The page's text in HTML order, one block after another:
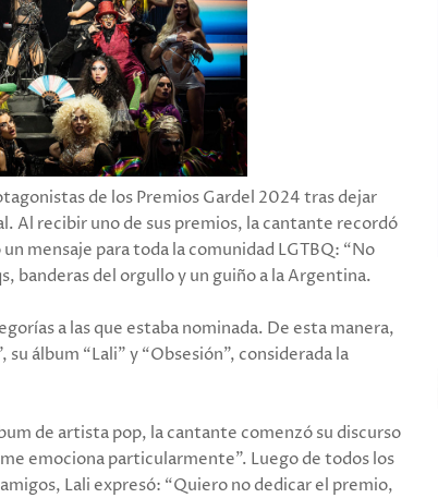
de los Premios Gardel 2024 tras dejar
Al recibir uno de sus premios, la cantante recordó
mensaje para toda la comunidad LGTBQ: “No
banderas del orgullo y un guiño a la Argentina.
a las que estaba nominada. De esta manera,
álbum “Lali” y “Obsesión”, considerada la
de artista pop, la cantante comenzó su discurso
emociona particularmente”. Luego de todos los
Lali expresó: “Quiero no dedicar el premio,